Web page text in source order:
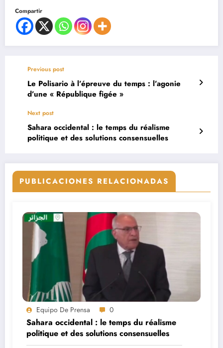
Compartir
Previous post
Le Polisario à l’épreuve du temps : l’agonie
d’une « République figée »
Next post
Sahara occidental : le temps du réalisme
politique et des solutions consensuelles
PUBLICACIONES RELACIONADAS
Equipo De Prensa 0
Sahara occidental : le temps du réalisme
politique et des solutions consensuelles